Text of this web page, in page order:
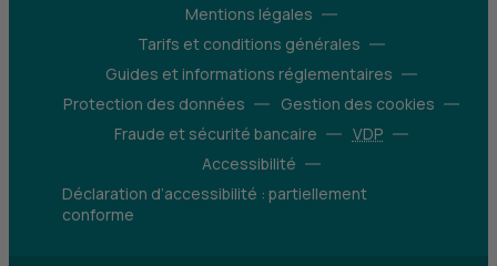
Mentions légales
Tarifs et conditions générales
Guides et informations réglementaires
Protection des données
Gestion des cookies
Fraude et sécurité bancaire
VDP
Accessibilité
Déclaration d’accessibilité : partiellement
conforme